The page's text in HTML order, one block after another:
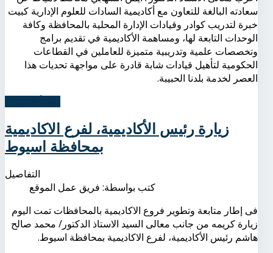
سعادته البالغة للتعاون مع أكاديمية السادات للعلوم الإدارية كبيت
خبرة لتدريب كوادر وقيادات الإدارة المحلية بالمحافظة وكافة
الوحدات التابعة لها، ومساهمة الأكاديمية في تقديم برامج
وتخصصات علمية وتدريبية متميزة للعاملين في القطاعات
الحكومية لتأهيل قيادات شابة قادرة على مواجهة تحديات هذا
العصر لخدمة بلدنا الحبيبة.
زيارة رئيس الأكاديمية، لفرع الاكاديمية
بمحافظة اسيوط
التفاصيل
كتب بواسطة: فريق عمل الموقع
فى إطار متابعة وتطوير فروع الاكاديمية بالمحافظات تمت اليوم
زيارة كريمه من جانب معالى السيد الاستاذ الدكتور/ محمد صالح
هاشم رئيس الأكاديمية، لفرع الاكاديمية بمحافظة اسيوط.